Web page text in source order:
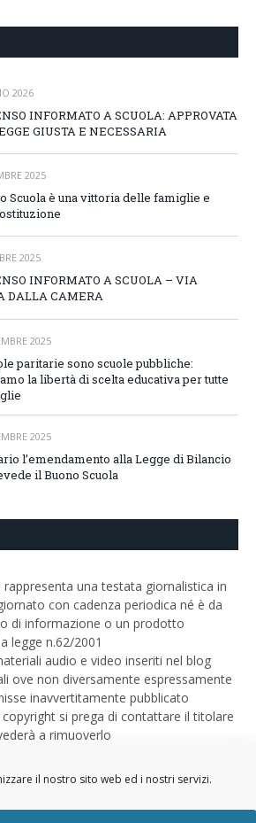
il nostro sito web ed i nostri servizi.
2026
INFORMATO A SCUOLA: APPROVATA
GIUSTA E NECESSARIA
2025
Scuola è una vittoria delle famiglie e
2025
INFORMATO A SCUOLA – VIA
DALLA CAMERA
2025
paritarie sono scuole pubbliche:
la libertà di scelta educativa per tutte
2025
l’emendamento alla Legge di Bilancio
il Buono Scuola
una testata giornalistica in
con cadenza periodica né è da
di informazione o un prodotto
legge n.62/2001
audio e video inseriti nel blog
ove non diversamente espressamente
inavvertitamente pubblicato
si prega di contattare il titolare
a rimuoverlo